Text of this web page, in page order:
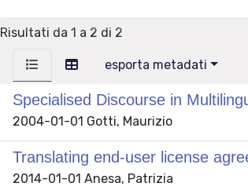
Risultati da 1 a 2 di 2
esporta metadati
Specialised Discourse in
2004-01-01 Gotti, Maurizio
Translating end-user license
2014-01-01 Anesa, Patrizia